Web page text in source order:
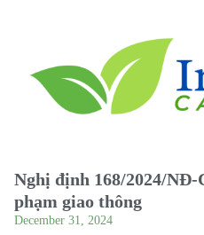
Nghị định 168/2024/NĐ-
phạm giao thông
December 31, 2024